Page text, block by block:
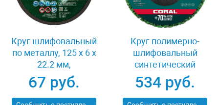
Круг шлифовальный
по металлу, 125 х 6 х
22.2 мм,
9%WA+75%A+16%B,
Сибртех 744007
67 руб.
Круг полимерно-
шлифовальный
синтетический
абразивный 125х22.2
мм Kraftool CORAL
36599-125
534 руб.